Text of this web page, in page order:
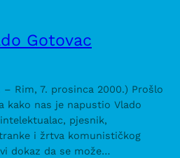
Gotovac
– Rim, 7. prosinca 2000.) Prošlo
kako nas je napustio Vlado
pjesnik,
i žrtva komunističkog
dokaz da se može…